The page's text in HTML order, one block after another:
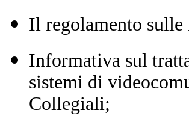
Il regolamento
Informativa sul
sistemi di
Collegiali;